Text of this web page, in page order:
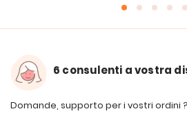
6 consulenti a vostra
Domande, supporto per i vostri ordini ?